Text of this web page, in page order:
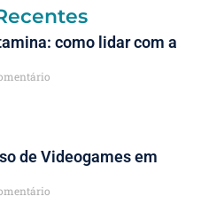
como lidar com a
de Videogames em